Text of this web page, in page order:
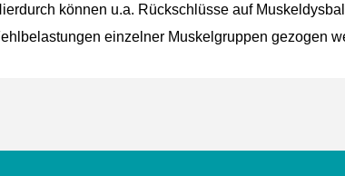
können u.a. Rückschlüsse auf
einzelner Muskelgruppen gezogen